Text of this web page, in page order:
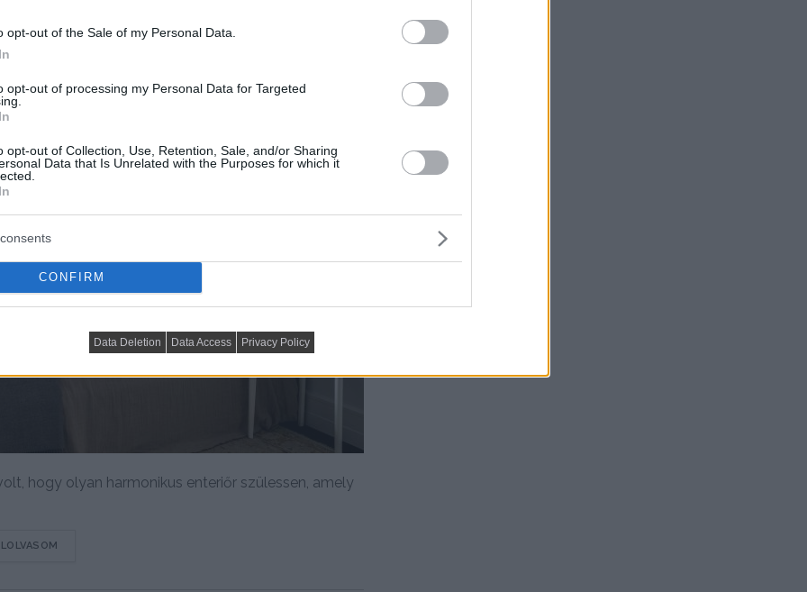
opt-out of the Sale of my Personal Data.
opt-out of processing my Personal Data for Targeted
opt-out of Collection, Use, Retention, Sale, and/or Sharing
Data that Is Unrelated with the Purposes for which it
CONFIRM
Data Deletion Data Access Privacy Policy
hogy olyan harmonikus enteriőr szülessen, amely